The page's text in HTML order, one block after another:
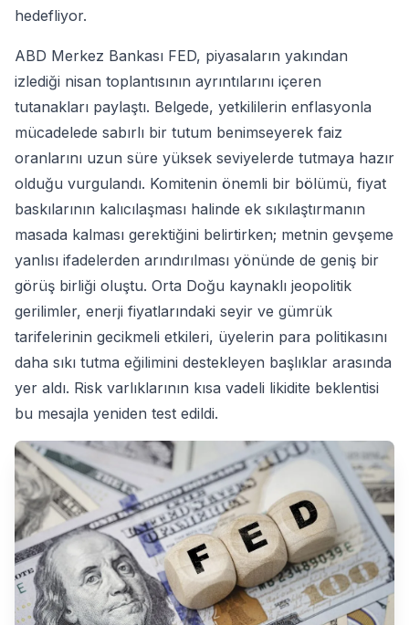
hedefliyor.
ABD Merkez Bankası FED, piyasaların yakından
izlediği nisan toplantısının ayrıntılarını içeren
tutanakları paylaştı. Belgede, yetkililerin enflasyonla
mücadelede sabırlı bir tutum benimseyerek faiz
oranlarını uzun süre yüksek seviyelerde tutmaya hazır
olduğu vurgulandı. Komitenin önemli bir bölümü, fiyat
baskılarının kalıcılaşması halinde ek sıkılaştırmanın
masada kalması gerektiğini belirtirken; metnin gevşeme
yanlısı ifadelerden arındırılması yönünde de geniş bir
görüş birliği oluştu. Orta Doğu kaynaklı jeopolitik
gerilimler, enerji fiyatlarındaki seyir ve gümrük
tarifelerinin gecikmeli etkileri, üyelerin para politikasını
daha sıkı tutma eğilimini destekleyen başlıklar arasında
yer aldı. Risk varlıklarının kısa vadeli likidite beklentisi
bu mesajla yeniden test edildi.